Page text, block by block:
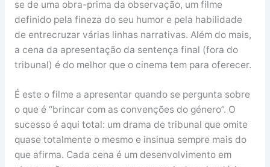
se de uma obra-prima da observação, um filme
definido pela fineza do seu humor e pela habilidade
de entrecruzar várias linhas narrativas. Além do mais,
a cena da apresentação da sentença final (fora do
tribunal) é do melhor que o cinema tem para oferecer.
É este o filme a apresentar quando se pergunta sobre
o que é “brincar com as convenções do género”. O
sucesso é aqui total: um drama de tribunal que omite
quase totalmente o mesmo e insinua sempre mais do
que afirma. Cada cena é um desenvolvimento em